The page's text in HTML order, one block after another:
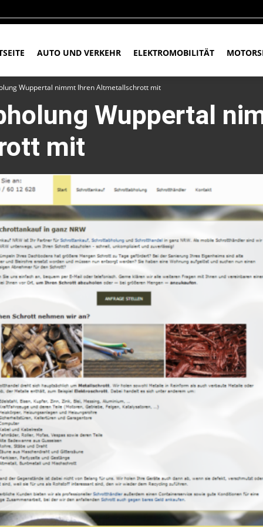
AUTO UND VERKEHR ELEKTROMOBILITÄT
Wuppertal nimmt Ihren Altmetallschrott mit
Wuppertal
mit